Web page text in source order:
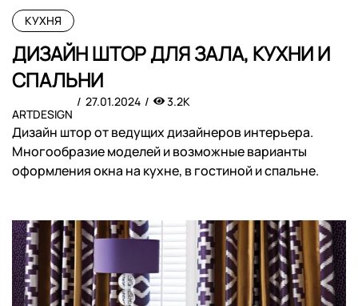
КУХНЯ
ДИЗАЙН ШТОР ДЛЯ ЗАЛА, КУХНИ И
СПАЛЬНИ
ARTDESIGN
27.01.2024 3.2K
Дизайн штор от ведущих дизайнеров интерьера.
Многообразие моделей и возможные варианты
оформления окна на кухне, в гостиной и спальне.